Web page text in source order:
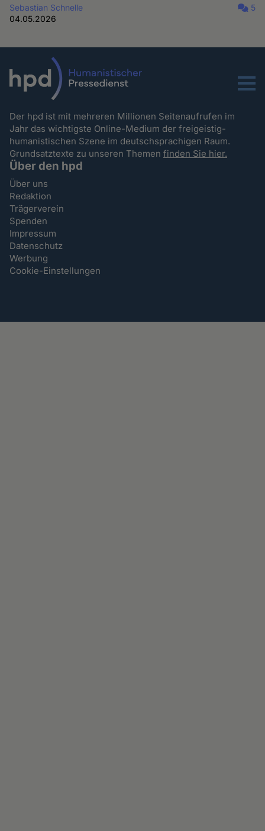
Sebastian Schnelle
04.05.2026
5
Menu
Der hpd ist mit mehreren Millionen Seitenaufrufen im
Jahr das wichtigste Online-Medium der freigeistig-
humanistischen Szene im deutschsprachigen Raum.
Grundsatztexte zu unseren Themenfinden Sie hier.
Über den hpd
Über uns
Redaktion
Trägerverein
Spenden
Impressum
Datenschutz
Werbung
Cookie-Einstellungen